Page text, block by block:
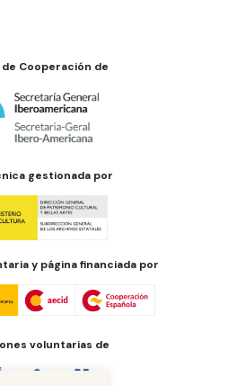
Cooperación de
gestionada por
y página financiada por
voluntarias de